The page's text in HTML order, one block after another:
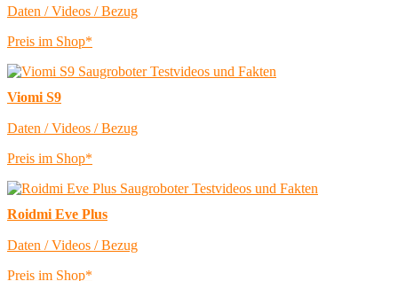
Daten / Videos / Bezug
Preis im Shop*
Viomi S9
Daten / Videos / Bezug
Preis im Shop*
Roidmi Eve Plus
Daten / Videos / Bezug
Preis im Shop*